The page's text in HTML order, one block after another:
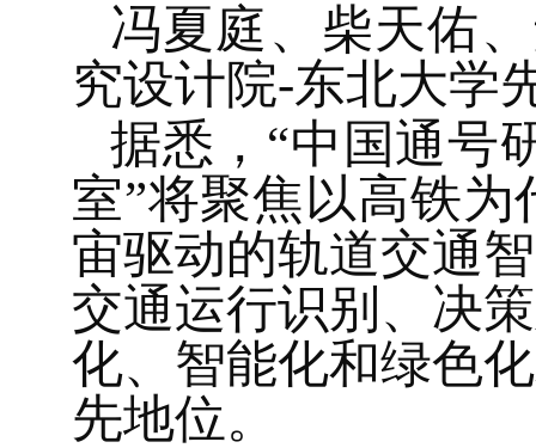
冯夏庭、柴天佑
究设计院-东北大学
据悉，“中国通号
室”将聚焦以高铁
宙驱动的轨道交通
交通运行识别、决
化、智能化和绿色
先地位。